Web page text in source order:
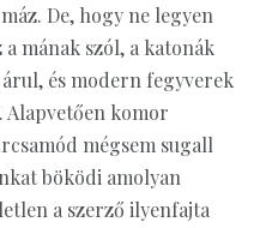
De, hogy ne legyen
mának szól, a katonák
és modern fegyverek
Alapvetően komor
mégsem sugall
böködi amolyan
a szerző ilyenfajta